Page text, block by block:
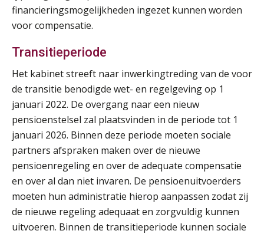
financieringsmogelijkheden ingezet kunnen worden
voor compensatie.
Transitieperiode
Het kabinet streeft naar inwerkingtreding van de voor
de transitie benodigde wet- en regelgeving op 1
januari 2022. De overgang naar een nieuw
pensioenstelsel zal plaatsvinden in de periode tot 1
januari 2026. Binnen deze periode moeten sociale
partners afspraken maken over de nieuwe
pensioenregeling en over de adequate compensatie
en over al dan niet invaren. De pensioenuitvoerders
moeten hun administratie hierop aanpassen zodat zij
de nieuwe regeling adequaat en zorgvuldig kunnen
uitvoeren. Binnen de transitieperiode kunnen sociale
AUG
Summercourse: Een mindset die kansen ziet en vertrouwen geeft
MOCuitgevers
AUG
MOCuitgevers
AUG
MOCuitgevers
AUG
MOCuitgevers
25
MOCuitgevers